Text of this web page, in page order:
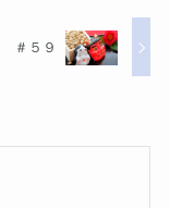
＃５９